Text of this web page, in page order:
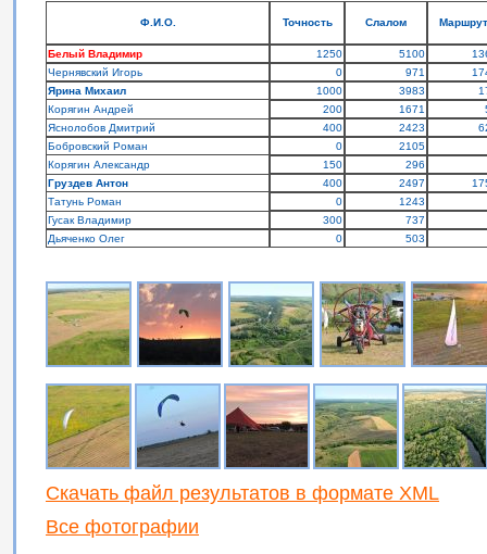
Ф.И.О. Точность Слалом Маршрут
Белый Владимир 1250 5100
Чернявский Игорь
0 971
Ярина Михаил
1000 3983
Корягин Андрей
200 1671
Яснолобов Дмитрий
400 2423
Бобровский Роман
0
2105
Корягин Александр
150
296
Груздев Антон
400 2497
Татунь Роман
0
1243
Гусак Владимир
300
737
Дьяченко Олег
0 503
Скачать файл результатов в формате XML
Все фотографии